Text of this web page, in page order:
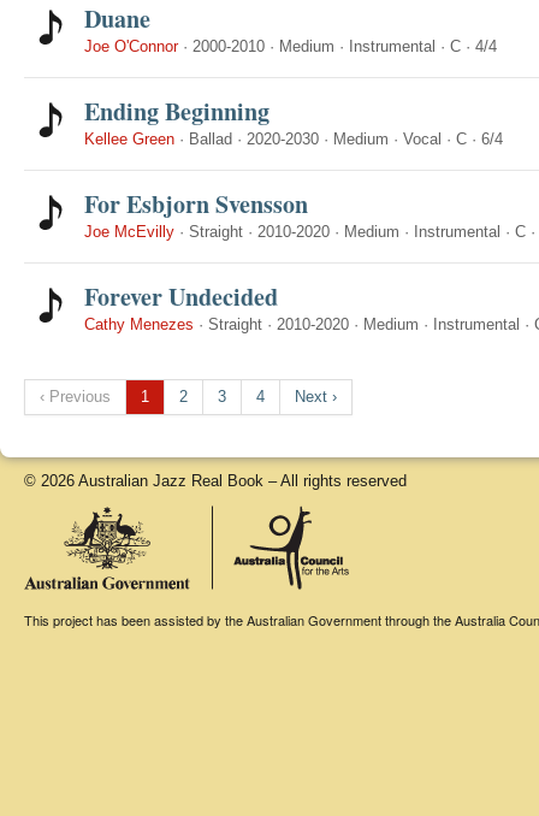
Duane
Joe O'Connor· 2000-2010 · Medium · Instrumental · C · 4/4
Ending Beginning
Kellee Green · Ballad · 2020-2030 · Medium · Vocal · C · 6/4
For Esbjorn Svensson
Joe McEvilly · Straight · 2010-2020 · Medium · Instrumental · C ·
Forever Undecided
Cathy Menezes · Straight · 2010-2020 · Medium · Instrumental ·
‹ Previous 1 2 3 4 Next ›
© 2026 Australian Jazz Real Book – All rights reserved
This project has been assisted by the Australian Government through the Australia